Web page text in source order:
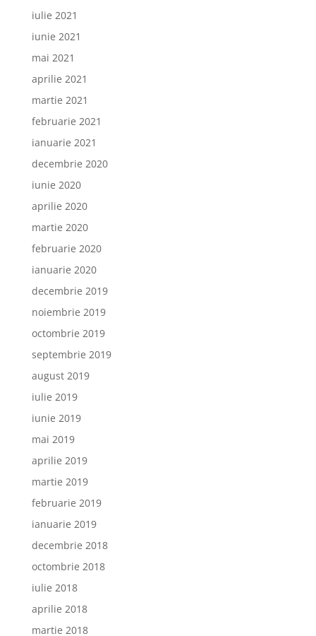
iulie 2021
iunie 2021
mai 2021
aprilie 2021
martie 2021
februarie 2021
ianuarie 2021
decembrie 2020
iunie 2020
aprilie 2020
martie 2020
februarie 2020
ianuarie 2020
decembrie 2019
noiembrie 2019
octombrie 2019
septembrie 2019
august 2019
iulie 2019
iunie 2019
mai 2019
aprilie 2019
martie 2019
februarie 2019
ianuarie 2019
decembrie 2018
octombrie 2018
iulie 2018
aprilie 2018
martie 2018